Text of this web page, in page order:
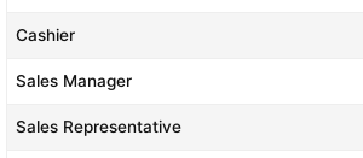
Cashier
Sales Manager
Sales Representative